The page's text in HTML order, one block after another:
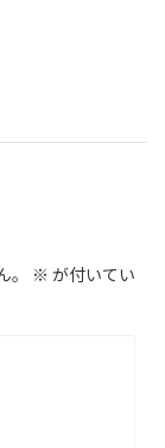
※ が付いてい